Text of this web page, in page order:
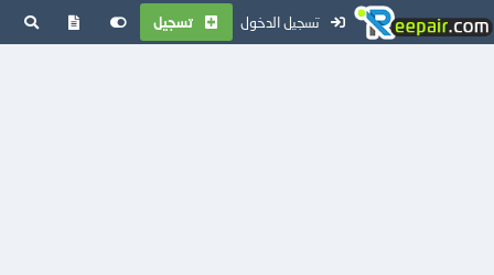
تسجيل الدخول تسجيل